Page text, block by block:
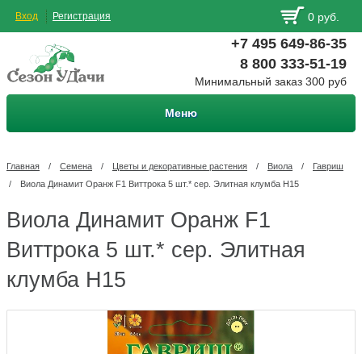
Вход Регистрация 0 руб.
+7 495 649-86-35
8 800 333-51-19
Минимальный заказ 300 руб
Меню
Главная / Семена / Цветы и декоративные растения / Виола /
Гавриш
/
Виола Динамит Оранж F1 Виттрока 5 шт.* сер. Элитная клумба Н15
Виола Динамит Оранж F1
Виттрока 5 шт.* сер. Элитная
клумба Н15